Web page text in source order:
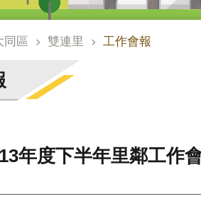
同區 雙連里 工作會報
年度下半年里鄰工作